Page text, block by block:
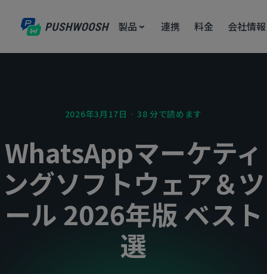
製品 連携 料金 会社情報
2026年3月17日 · 38 分で読めます
WhatsAppマーケティ
ングソフトウェア＆ツ
ール 2026年版 ベスト
選